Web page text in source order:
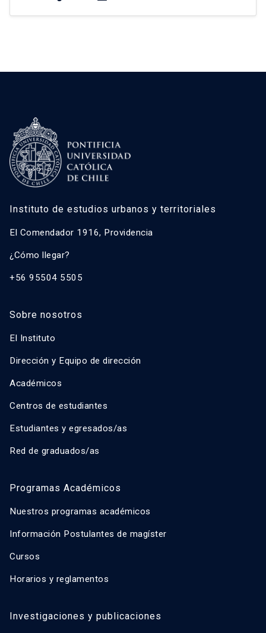
influyen en su acceso a la vivienda. A partir de
Instituto de estudios urbanos y territoriales
El Comendador 1916, Providencia
¿Cómo llegar?
+56 95504 5505
Sobre nosotros
El Instituto
Dirección y Equipo de dirección
Académicos
Centros de estudiantes
Estudiantes y egresados/as
Red de graduados/as
Programas Académicos
Nuestros programas académicos
Información Postulantes de magíster
Cursos
Horarios y reglamentos
Investigaciones y publicaciones